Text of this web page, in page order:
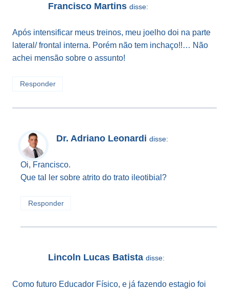
Francisco Martins disse:
Após intensificar meus treinos, meu joelho doi na parte
lateral/ frontal interna. Porém não tem inchaço!!… Não
achei mensão sobre o assunto!
Responder
Dr. Adriano Leonardi disse:
Oi, Francisco.
Que tal ler sobre atrito do trato ileotibial?
Responder
Lincoln Lucas Batista disse:
Como futuro Educador Físico, e já fazendo estagio foi